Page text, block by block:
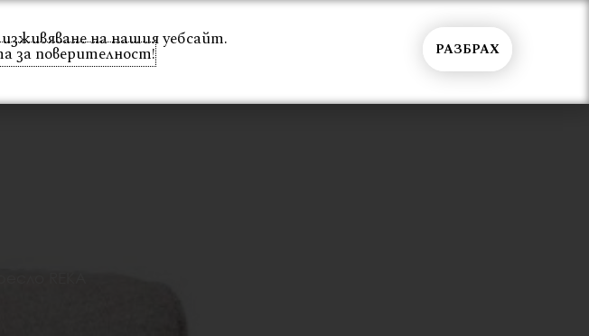
Каталог Проекти Вход
на нашия уебсайт.
за поверителност! РАЗБРАХ